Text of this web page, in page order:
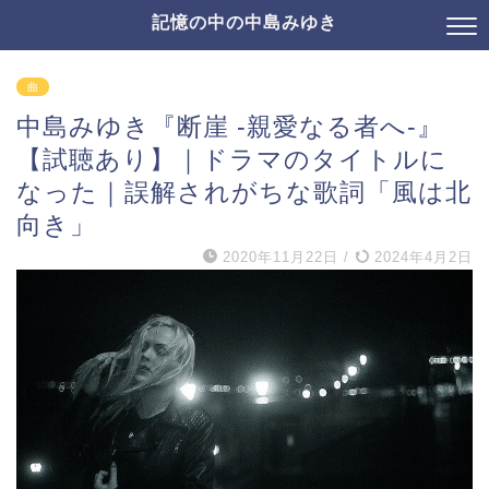
記憶の中の中島みゆき
曲
中島みゆき『断崖 -親愛なる者へ-』
【試聴あり】｜ドラマのタイトルに
なった｜誤解されがちな歌詞「風は北
向き」
2020年11月22日 / 2024年4月2日